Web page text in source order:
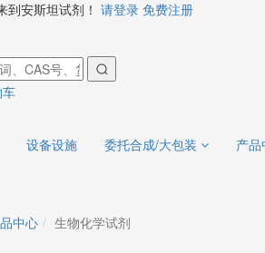
到安斯坦试剂！ 请登录 免费注册
设备设施 委托合成/大包装 产
中心 生物化学试剂